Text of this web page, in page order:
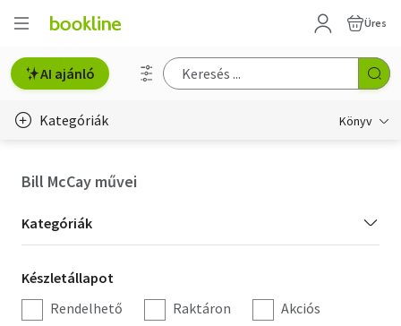
Üres
AI ajánló
Kategóriák Könyv
Hobbi, szabadidő
Irodalom
Bill McCay művei
Kategória
szűrés
Kategóriák
Készletállapot
szűrés
Készletállapot
Rendelhető
Raktáron Akciós